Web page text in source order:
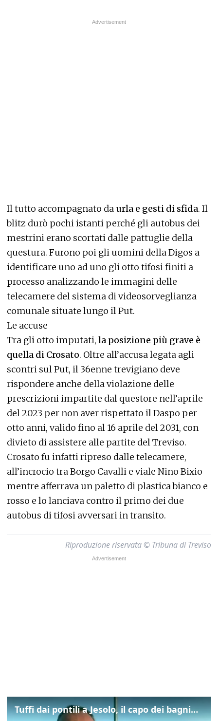
Il tutto accompagnato da urla e gesti di sfida. Il
blitz durò pochi istanti perché gli autobus dei
mestrini erano scortati dalle pattuglie della
questura. Furono poi gli uomini della Digos a
identificare uno ad uno gli otto tifosi finiti a
processo analizzando le immagini delle
telecamere del sistema di videosorveglianza
comunale situate lungo il Put.
Le accuse
Tra gli otto imputati, la posizione più grave è
quella di Crosato. Oltre all’accusa legata agli
scontri sul Put, il 36enne trevigiano deve
rispondere anche della violazione delle
prescrizioni impartite dal questore nell’aprile
del 2023 per non aver rispettato il Daspo per
otto anni, valido fino al 16 aprile del 2031, con
divieto di assistere alle partite del Treviso.
Crosato fu infatti ripreso dalle telecamere,
all’incrocio tra Borgo Cavalli e viale Nino Bixio
mentre afferrava un paletto di plastica bianco e
rosso e lo lanciava contro il primo dei due
autobus di tifosi avversari in transito.
Riproduzione riservata © Tribuna di Treviso
Tuffi dai pontili a Jesolo, il capo dei bagnini: "L'impegno di tutti per evitare altre tragedie"